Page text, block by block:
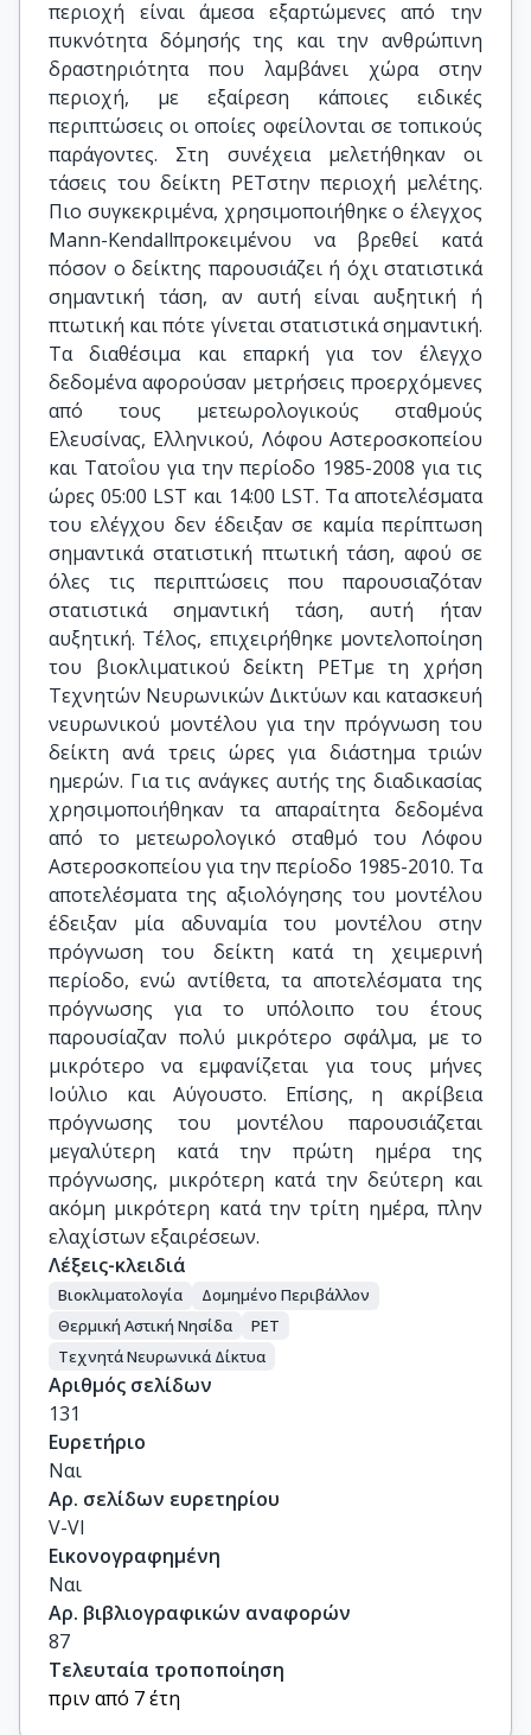
περιοχή είναι άμεσα εξαρτώμενες από την
πυκνότητα δόμησής της και την ανθρώπινη
δραστηριότητα που λαμβάνει χώρα στην
περιοχή, με εξαίρεση κάποιες ειδικές
περιπτώσεις οι οποίες οφείλονται σε τοπικούς
παράγοντες. Στη συνέχεια μελετήθηκαν οι
τάσεις του δείκτη PETστην περιοχή μελέτης.
Πιο συγκεκριμένα, χρησιμοποιήθηκε ο έλεγχος
Mann-Kendallπροκειμένου να βρεθεί κατά
πόσον ο δείκτης παρουσιάζει ή όχι στατιστικά
σημαντική τάση, αν αυτή είναι αυξητική ή
πτωτική και πότε γίνεται στατιστικά σημαντική.
Τα διαθέσιμα και επαρκή για τον έλεγχο
δεδομένα αφορούσαν μετρήσεις προερχόμενες
από τους μετεωρολογικούς σταθμούς
Ελευσίνας, Ελληνικού, Λόφου Αστεροσκοπείου
και Τατοΐου για την περίοδο 1985-2008 για τις
ώρες 05:00 LST και 14:00 LST. Τα αποτελέσματα
του ελέγχου δεν έδειξαν σε καμία περίπτωση
σημαντικά στατιστική πτωτική τάση, αφού σε
όλες τις περιπτώσεις που παρουσιαζόταν
στατιστικά σημαντική τάση, αυτή ήταν
αυξητική. Τέλος, επιχειρήθηκε μοντελοποίηση
του βιοκλιματικού δείκτη PETμε τη χρήση
Τεχνητών Νευρωνικών Δικτύων και κατασκευή
νευρωνικού μοντέλου για την πρόγνωση του
δείκτη ανά τρεις ώρες για διάστημα τριών
ημερών. Για τις ανάγκες αυτής της διαδικασίας
χρησιμοποιήθηκαν τα απαραίτητα δεδομένα
από το μετεωρολογικό σταθμό του Λόφου
Αστεροσκοπείου για την περίοδο 1985-2010. Τα
αποτελέσματα της αξιολόγησης του μοντέλου
έδειξαν μία αδυναμία του μοντέλου στην
πρόγνωση του δείκτη κατά τη χειμερινή
περίοδο, ενώ αντίθετα, τα αποτελέσματα της
πρόγνωσης για το υπόλοιπο του έτους
παρουσίαζαν πολύ μικρότερο σφάλμα, με το
μικρότερο να εμφανίζεται για τους μήνες
Ιούλιο και Αύγουστο. Επίσης, η ακρίβεια
πρόγνωσης του μοντέλου παρουσιάζεται
μεγαλύτερη κατά την πρώτη ημέρα της
πρόγνωσης, μικρότερη κατά την δεύτερη και
ακόμη μικρότερη κατά την τρίτη ημέρα, πλην
ελαχίστων εξαιρέσεων.
Λέξεις-κλειδιά
Βιοκλιματολογία
Δομημένο Περιβάλλον
Θερμική Αστική Νησίδα
PET
Τεχνητά Νευρωνικά Δίκτυα
Αριθμός σελίδων
131
Ευρετήριο
Ναι
Αρ. σελίδων ευρετηρίου
V-VI
Εικονογραφημένη
Ναι
Αρ. βιβλιογραφικών αναφορών
87
Τελευταία τροποποίηση
πριν από 7 έτη